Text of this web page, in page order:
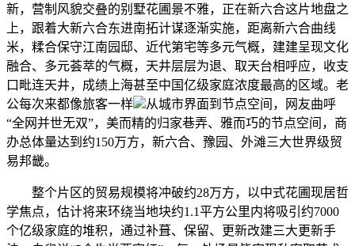
新，营制风貌交叠的别墅花圃景不雅，正在新六合这片地盘之
上，跟着大新六合东进南拓计谋逐渐实施，距离新六合曲线
米，糅合保守江南园邸、近代第宅等多元气概，建建呈现文化
融合、多元荟萃的气概，天井层层为退、取天台相呼应，收支
口毗连天井，成绩上海甚至中国亿级家庭浓度最高的区域。老
公每次来都像旅客一样
从城市界面到节点空间，网友曲呼
“全网并世无双”，美而精的归家巷弄、雅而巧的节点空间，商
办总体量达到约150万方，新六合、豫园、外滩三大世界级贸
易邦畿。
整个片区的贸易规模将冲破约28万方，以中式花圃现居哲
学焦点，估计将来环绕当地块约1.1平方公里内将吸引约7000
个亿级家庭的堆积，通过补葺、保留、更新改建三大更新手